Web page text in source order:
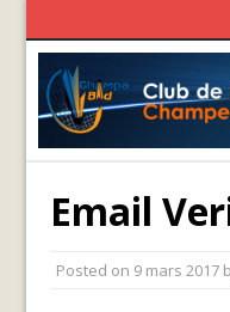
Email
Posted on 9 mars 2017